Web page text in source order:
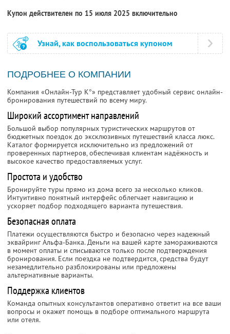
Купон действителен по 15 июля 2025 включительно
Узнай, как воспользоваться купоном
ПОДРОБНЕЕ О КОМПАНИИ
Компания «Онлайн-Тур К°» представляет удобный сервис онлайн-
бронирования путешествий по всему миру.
Широкий ассортимент направлений
Большой выбор популярных туристических маршрутов от
бюджетных поездок до эксклюзивных путешествий класса люкс.
Каталог формируется исключительно из предложений от
проверенных партнеров, обеспечивая клиентам надёжность и
высокое качество предоставляемых услуг.
Простота и удобство
Бронируйте туры прямо из дома всего за несколько кликов.
Интуитивно понятный интерфейс облегчает навигацию и
ускоряет подбор подходящего варианта путешествия.
Безопасная оплата
Платежи осуществляются быстро и безопасно через надежный
эквайринг Альфа-Банка. Деньги на вашей карте замораживаются
в момент оплаты и списываются только после подтверждения
бронирования. Если поездка не подтвердится, средства будут
незамедлительно разблокированы или предложены
альтернативные варианты.
Поддержка клиентов
Команда опытных консультантов оперативно ответит на все ваши
вопросы и окажет помощь в подборе оптимального маршрута
или отеля.